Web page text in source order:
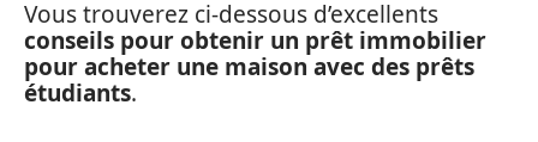
Vous trouverez ci-dessous d’excellents
conseils pour obtenir un prêt immobilier
pour acheter une maison avec des prêts
étudiants.